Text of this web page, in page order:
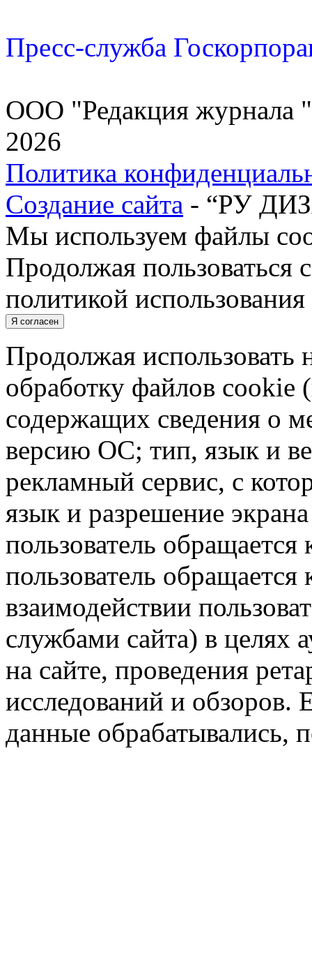
Пресс-служба
ООО "Редакция журнала
2026
Политика
Создание сайта - “РУ
Мы используем файлы
Продолжая пользоваться
политикой
Я согласен
Продолжая использовать
обработку файлов cookie
содержащих сведения о
версию ОС; тип, язык и
рекламный сервис, с
язык и разрешение
пользователь обращается
пользователь обращается
взаимодействии
службами сайта) в целях
на сайте, проведения
исследований и обзоров.
данные обрабатывались,